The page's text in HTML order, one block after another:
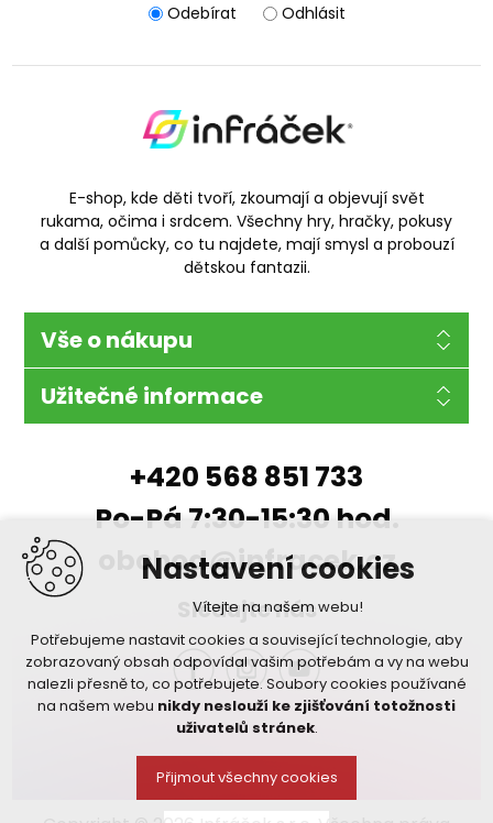
Odebírat Odhlásit
E-shop, kde děti tvoří, zkoumají a objevují svět
rukama, očima i srdcem. Všechny hry, hračky, pokusy
a další pomůcky, co tu najdete, mají smysl a probouzí
dětskou fantazii.
Vše o nákupu
Užitečné informace
+420 568 851 733
Po-Pá 7:30-15:30 hod.
obchod@infracek.cz
Sledujte nás
Nastavení cookies
Vítejte na našem webu!
Potřebujeme nastavit cookies a související technologie, aby
zobrazovaný obsah odpovídal vašim potřebám a vy na webu
nalezli přesně to, co potřebujete. Soubory cookies používané
na našem webu nikdy neslouží ke zjišťování totožnosti
uživatelů stránek.
Přijmout všechny cookies